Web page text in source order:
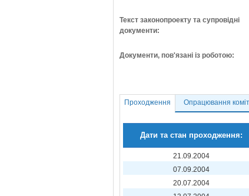
Текст законопроекту та супровідні
документи:
Документи, пов'язані із роботою:
Проходження Опрацювання
Дати та стан проходження:
21.09.2004
07.09.2004
20.07.2004